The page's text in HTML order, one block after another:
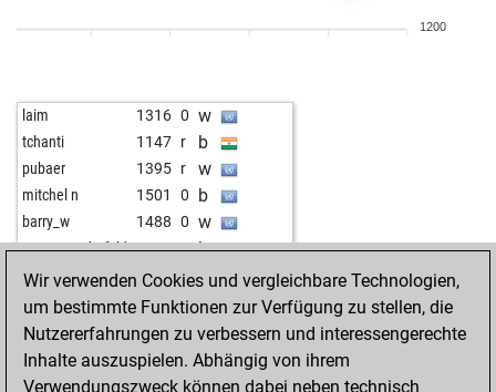
1200
laim 1316 0 w
tchanti 1147 r b
pubaer 1395 r w
mitchel n 1501 0 b
barry_w 1488 0 w
peter staedtefeld 1087 1 b
lunoxod-88 1297 0 b
werner bo 1278 1 w
off 1730 0 b
elomask 909 1 w
tejas191 1623 0 w
Wir verwenden Cookies und vergleichbare Technologien,
um bestimmte Funktionen zur Verfügung zu stellen, die
Nutzererfahrungen zu verbessern und interessengerechte
Inhalte auszuspielen. Abhängig von ihrem
Verwendungszweck können dabei neben technisch